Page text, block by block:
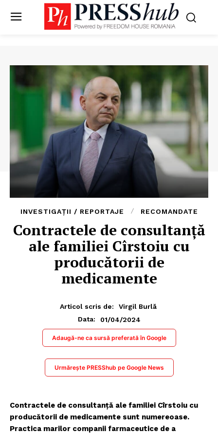
INVESTIGAȚII / REPORTAJE RECOMANDATE
Contractele de consultanță
ale familiei Cîrstoiu cu
producătorii de
medicamente
Articol scris de:
Virgil Burlă
Data:
01/04/2024
Adaugă-ne ca sursă preferată în Google
Urmărește PRESShub pe Google News
Contractele de consultanță ale familiei Cîrstoiu cu
producătorii de medicamente sunt numereoase.
Practica marilor companii farmaceutice de a